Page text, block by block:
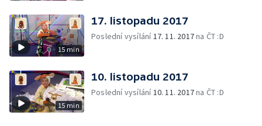
15 min
17. listopadu 2017
Poslední vysílání17. 11. 2017na ČT :D
15 min
10. listopadu 2017
Poslední vysílání10. 11. 2017na ČT :D